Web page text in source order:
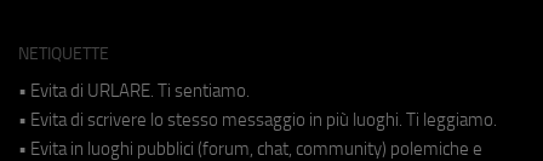
NETIQUETTE
• Evita di URLARE. Ti sentiamo.
• Evita di scrivere lo stesso messaggio in più luoghi. Ti leggiamo.
• Evita in luoghi pubblici (forum, chat, community) polemiche e